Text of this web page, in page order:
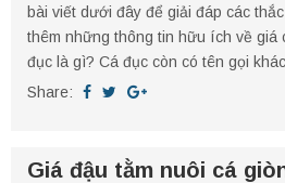
bài viết dưới đây để giải đáp các
thêm những thông tin hữu ích về giá
đục là gì? Cá đục còn có tên gọi
Share:
Giá đậu tằm nuôi cá